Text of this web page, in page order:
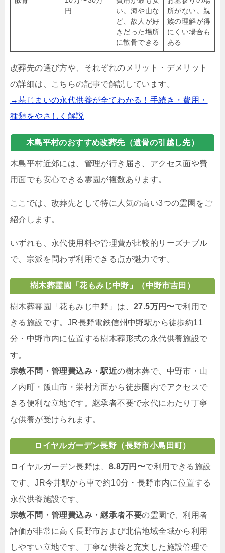
円
い。海や山な
ど、故人が好
きだった場所
に散骨できる
所がない。親
族の理解が得
にくい場合も
ある
改葬先の選び方や、それぞれのメリット・デメリット
の詳細は、こちらの記事で解説しています。
→墓じまいの永代供養が全てわかる！手続き・費用・
種類をやさしく解説
木島平村のおすすめ改葬先（遺骨の引越し先）
木島平村近郊には、管理が行き届き、アクセス面や費
用面でも安心できる霊園が複数あります。
ここでは、改葬先として特に人気の高い3つの霊園をご
紹介します。
いずれも、永代使用料や管理費が比較的リーズナブル
で、宗派を問わず利用できる点が魅力です。
樹木葬霊園「花もみじ中野」（中野市吉田）
樹木葬霊園「花もみじ中野」は、 27.5万円〜で利用で
きる施設です。JR長野電鉄信州中野駅から徒歩約11
分・中野市内に位置する樹木葬形式の永代供養施設で
す。
宗教不問・管理費込み・駅近の樹木葬で、中野市・山
ノ内町・飯山市・栄村方面から徒歩圏内でアクセスで
きる便利な立地です。継承者不要で永代にわたり丁寧
な供養が受けられます。
ロイヤルガーデン長野（長野市小島田町）
ロイヤルガーデン長野は、 8.8万円〜で利用できる施設
です。JR今井駅から車で約10分・長野市内に位置する
永代供養施設です。
宗教不問・管理費込み・継承者不要の霊園で、利用者
評価が非常に高く長野市および北信地域全域から利用
しやすい立地です。丁寧な供養と充実した施設管理で